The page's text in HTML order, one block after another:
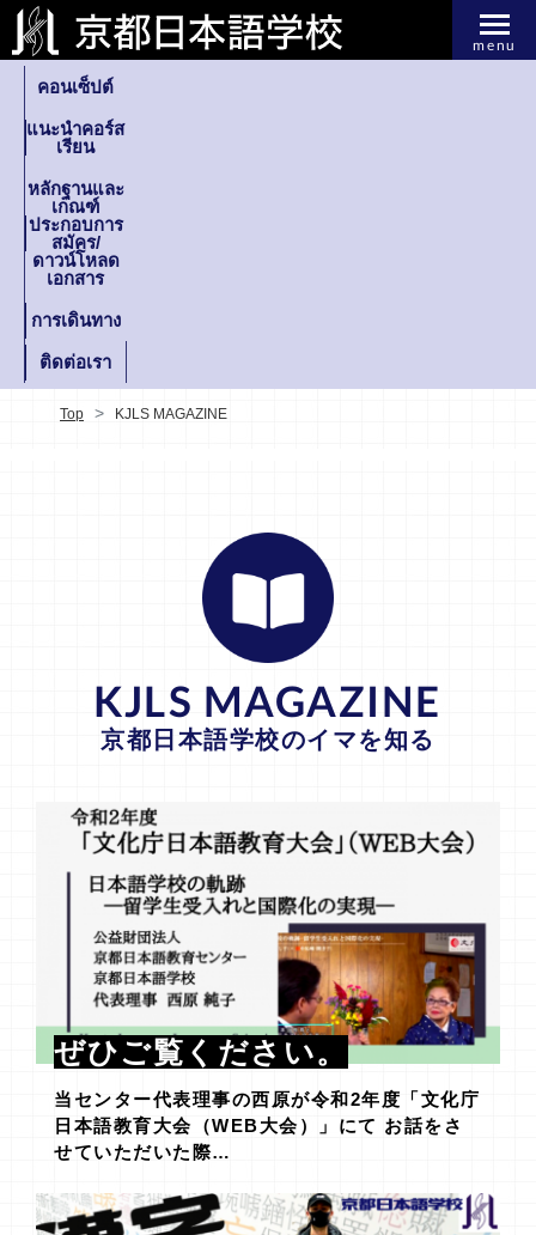
menu
คอนเซ็ปต์
แนะนำคอร์ส
เรียน
หลักฐานและ
เกณฑ์
ประกอบการ
สมัคร/
ดาวน์โหลด
เอกสาร
การเดินทาง
ติดต่อเรา
Top KJLS MAGAZINE
KJLS MAGAZINE
京都日本語学校のイマを知る
ぜひご覧ください。
当センター代表理事の西原が令和2年度「文化庁
日本語教育大会（WEB大会）」にて お話をさ
せていただいた際…